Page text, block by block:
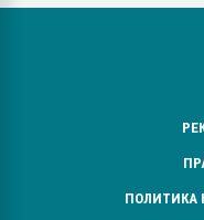
ПОЛИТИКА